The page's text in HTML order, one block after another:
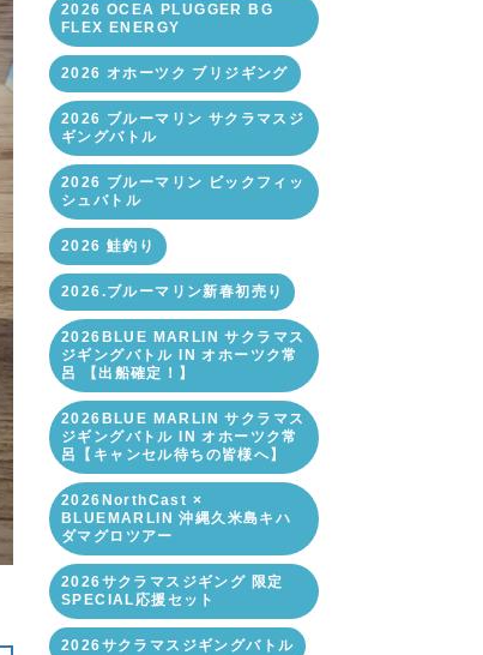
2026 OCEA PLUGGER BG
FLEX ENERGY
2026 オホーツク ブリジギング
2026 ブルーマリン サクラマスジ
ギングバトル
2026 ブルーマリン ビックフィッ
シュバトル
2026 鮭釣り
2026.ブルーマリン新春初売り
2026BLUE MARLIN サクラマス
ジギングバトル IN オホーツク常
呂 【出船確定！】
2026BLUE MARLIN サクラマス
ジギングバトル IN オホーツク常
呂【キャンセル待ちの皆様へ】
2026NorthCast ×
BLUEMARLIN 沖縄久米島キハ
ダマグロツアー
2026サクラマスジギング 限定
SPECIAL応援セット
2026サクラマスジギングバトル